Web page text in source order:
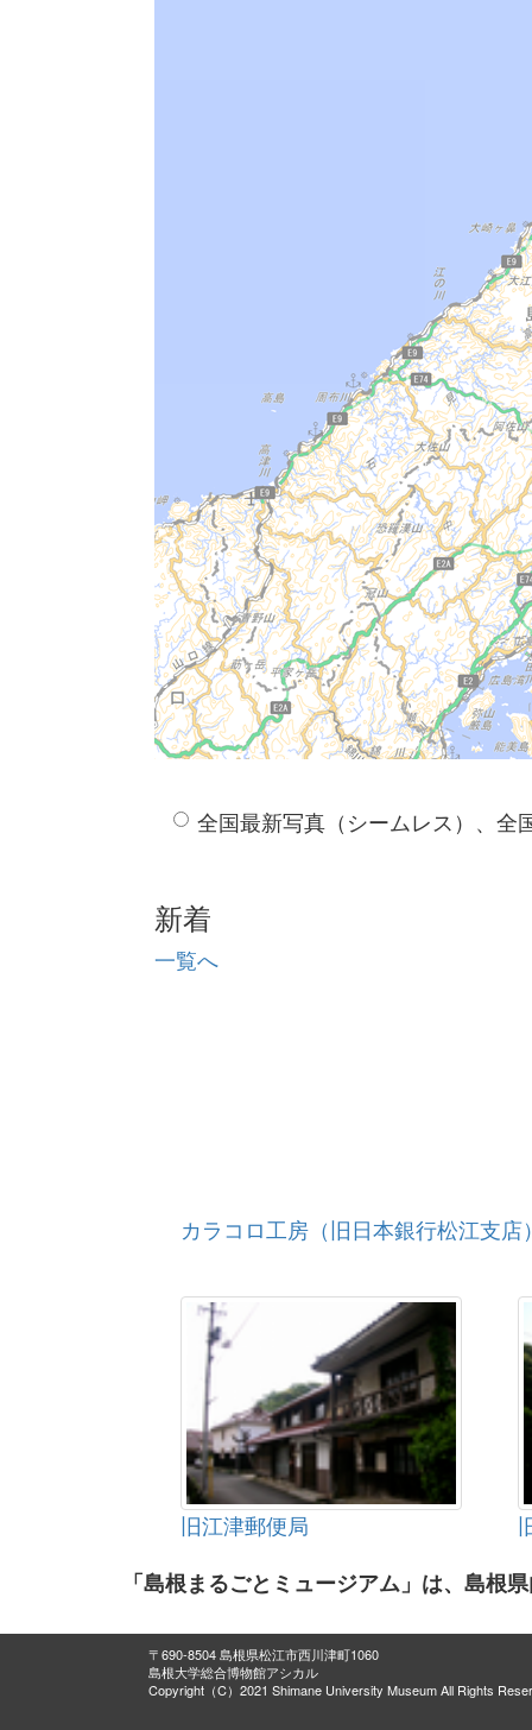
全国最新写真（シームレス）、全
新着
一覧へ
カラコロ工房（旧日本銀行松江支店
旧江津郵便局
「島根まるごとミュージアム」は、島根
〒690-8504 島根県松江市西川津町1060
島根大学総合博物館アシカル
Copyright（C）2021 Shimane University Museum All Rights